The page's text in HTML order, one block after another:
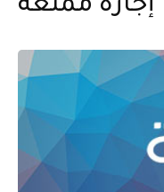
إجازة ممتعة